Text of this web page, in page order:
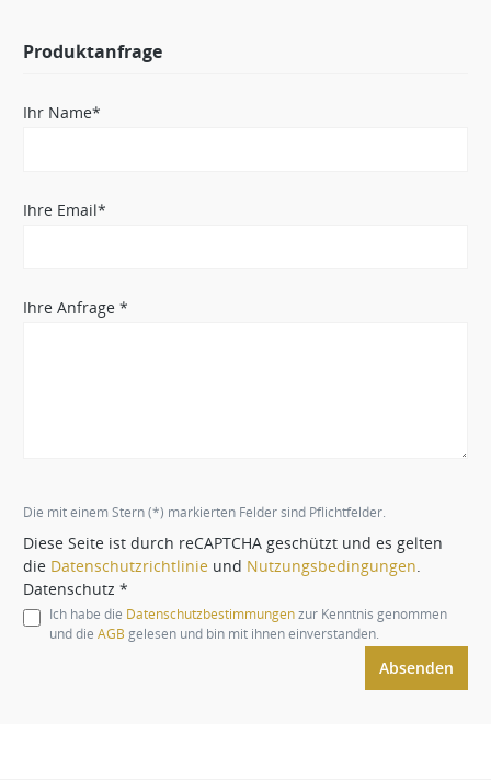
Produktanfrage
Ihr Name*
Ihre Email*
Ihre Anfrage *
Die mit einem Stern (*) markierten Felder sind Pflichtfelder.
Diese Seite ist durch reCAPTCHA geschützt und es gelten
die Datenschutzrichtlinie und Nutzungsbedingungen.
Datenschutz *
Ich habe die Datenschutzbestimmungenzur Kenntnis genommen
und die AGB gelesen und bin mit ihnen einverstanden.
Absenden